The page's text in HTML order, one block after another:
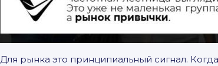
Для рынка это принципиальный сигнал.